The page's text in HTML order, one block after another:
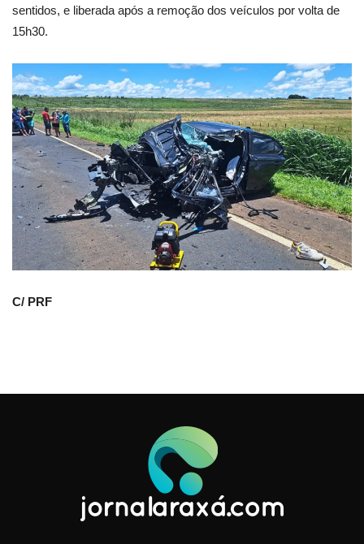
sentidos, e liberada após a remoção dos veículos por volta de
15h30.
C/ PRF